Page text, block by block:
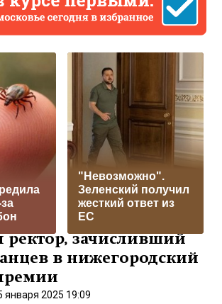
"Невозможно".
Зеленский получил
жесткий ответ из
ЕС
ректор, зачисливший
в нижегородский
января 2025 19:09